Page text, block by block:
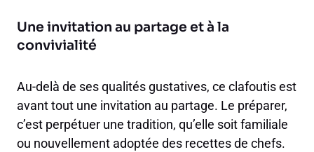
Une invitation au partage et à la
convivialité
Au-delà de ses qualités gustatives, ce clafoutis est
avant tout une invitation au partage. Le préparer,
c’est perpétuer une tradition, qu’elle soit familiale
ou nouvellement adoptée des recettes de chefs.